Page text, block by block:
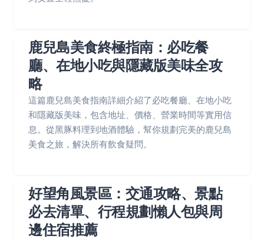
鹿兒島美食終極指南：必吃餐
廳、在地小吃與隱藏版美味全攻
略
這篇鹿兒島美食指南詳細介紹了必吃餐廳、在地小吃
和隱藏版美味，包含地址、價格、營業時間等實用信
息。從黑豚料理到地酒體驗，幫你規劃完美的鹿兒島
美食之旅，解決所有飲食疑問。
好望角風景區：交通攻略、景點
必去清單、行程規劃懶人包與周
邊住宿推薦